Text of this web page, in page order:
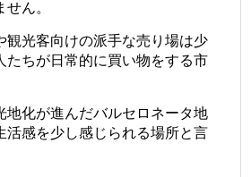
ん。
観光客向けの派手な売り場は少
たちが日常的に買い物をする市
地化が進んだバルセロネータ地
活感を少し感じられる場所と言